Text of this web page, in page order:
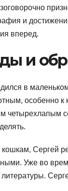
и
вперед.
и
в
особенно
четырехлапым
кошкам, Сергей
Уже во